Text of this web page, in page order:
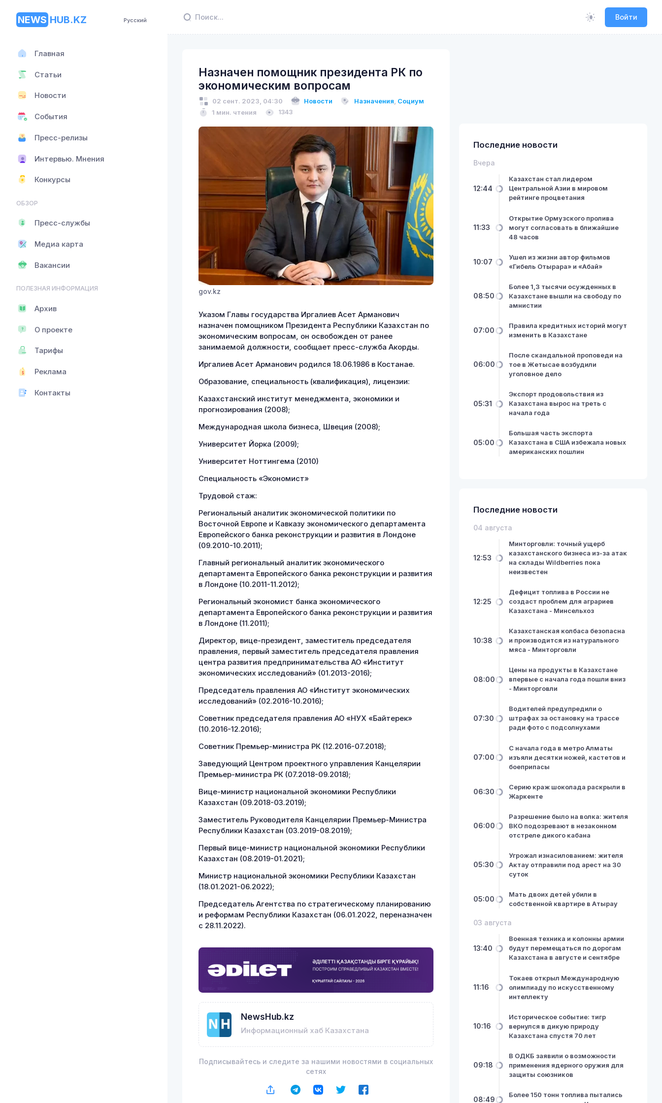
Войти
NEWS HUB.KZ Русский
Главная
Статьи
Новости
События
Пресс-релизы
Интервью. Мнения
Конкурсы
ОБЗОР
Пресс-службы
Медиа карта
Вакансии
ПОЛЕЗНАЯ ИНФОРМАЦИЯ
Архив
О проекте
Тарифы
Реклама
Контакты
Назначен помощник президента РК по
экономическим вопросам
02 сент. 2023, 04:30 Новости Назначения, Социум
1 мин. чтения
1343
gov.kz
Указом Главы государства Иргалиев Асет Арманович
назначен помощником Президента Республики Казахстан по
экономическим вопросам, он освобожден от ранее
занимаемой должности, сообщает пресс-служба Акорды.
Иргалиев Асет Арманович родился 18.06.1986 в Костанае.
Образование, специальность (квалификация), лицензии:
Казахстанский институт менеджмента, экономики и
прогнозирования (2008);
Международная школа бизнеса, Швеция (2008);
Университет Йорка (2009);
Университет Ноттингема (2010)
Специальность «Экономист»
Трудовой стаж:
Региональный аналитик экономической политики по
Восточной Европе и Кавказу экономического департамента
Европейского банка реконструкции и развития в Лондоне
(09.2010-10.2011);
Главный региональный аналитик экономического
департамента Европейского банка реконструкции и развития
в Лондоне (10.2011-11.2012);
Региональный экономист банка экономического
департамента Европейского банка реконструкции и развития
в Лондоне (11.2011);
Директор, вице-президент, заместитель председателя
правления, первый заместитель председателя правления
центра развития предпринимательства АО «Институт
экономических исследований» (01.2013-2016);
Председатель правления АО «Институт экономических
исследований» (02.2016-10.2016);
Советник председателя правления АО «НУХ «Байтерек»
(10.2016-12.2016);
Советник Премьер-министра РК (12.2016-07.2018);
Заведующий Центром проектного управления Канцелярии
Премьер-министра РК (07.2018-09.2018);
Вице-министр национальной экономики Республики
Казахстан (09.2018-03.2019);
Заместитель Руководителя Канцелярии Премьер-Министра
Республики Казахстан (03.2019-08.2019);
Первый вице-министр национальной экономики Республики
Казахстан (08.2019-01.2021);
Министр национальной экономики Республики Казахстан
(18.01.2021-06.2022);
Председатель Агентства по стратегическому планированию
и реформам Республики Казахстан (06.01.2022, переназначен
с 28.11.2022).
NewsHub.kz
Информационный хаб Казахстана
Подписывайтесь и следите за нашими новостями в социальных
сетях
Последние новости
Вчера
12:44
Казахстан стал лидером
Центральной Азии в мировом
рейтинге процветания
11:33
Открытие Ормузского пролива
могут согласовать в ближайшие
48 часов
10:07
Ушел из жизни автор фильмов
«Гибель Отырара» и «Абай»
08:50
Более 1,3 тысячи осужденных в
Казахстане вышли на свободу по
амнистии
07:00
Правила кредитных историй могут
изменить в Казахстане
06:00
После скандальной проповеди на
тое в Жетысае возбудили
уголовное дело
05:31
Экспорт продовольствия из
Казахстана вырос на треть с
начала года
05:00
Большая часть экспорта
Казахстана в США избежала новых
американских пошлин
Последние новости
04 августа
12:53
Минторговли: точный ущерб
казахстанского бизнеса из-за атак
на склады Wildberries пока
неизвестен
12:25
Дефицит топлива в России не
создаст проблем для аграриев
Казахстана - Минсельхоз
10:38
Казахстанская колбаса безопасна
и производится из натурального
мяса - Минторговли
08:00
Цены на продукты в Казахстане
впервые с начала года пошли вниз
- Минторговли
07:30
Водителей предупредили о
штрафах за остановку на трассе
ради фото с подсолнухами
07:00
С начала года в метро Алматы
изъяли десятки ножей, кастетов и
боеприпасы
06:30
Серию краж шоколада раскрыли в
Жаркенте
06:00
Разрешение было на волка: жителя
ВКО подозревают в незаконном
отстреле дикого кабана
05:30
Угрожал изнасилованием: жителя
Актау отправили под арест на 30
суток
05:00
Мать двоих детей убили в
собственной квартире в Атырау
03 августа
13:40
Военная техника и колонны армии
будут перемещаться по дорогам
Казахстана в августе и сентябре
11:16
Токаев открыл Международную
олимпиаду по искусственному
интеллекту
10:16
Историческое событие: тигр
вернулся в дикую природу
Казахстана спустя 70 лет
09:18
В ОДКБ заявили о возможности
применения ядерного оружия для
защиты союзников
08:49
Более 150 тонн топлива пытались